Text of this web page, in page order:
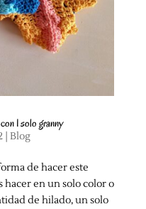
1 solo granny
| Blog
de hacer este
en un solo color o
de hilado, un solo